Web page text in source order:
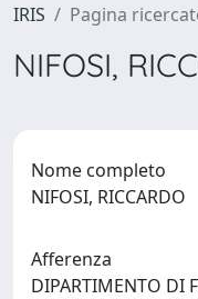
IRIS Pagina
NIFOSI,
Nome completo
NIFOSI, RICCARDO
Afferenza
DIPARTIMENTO DI